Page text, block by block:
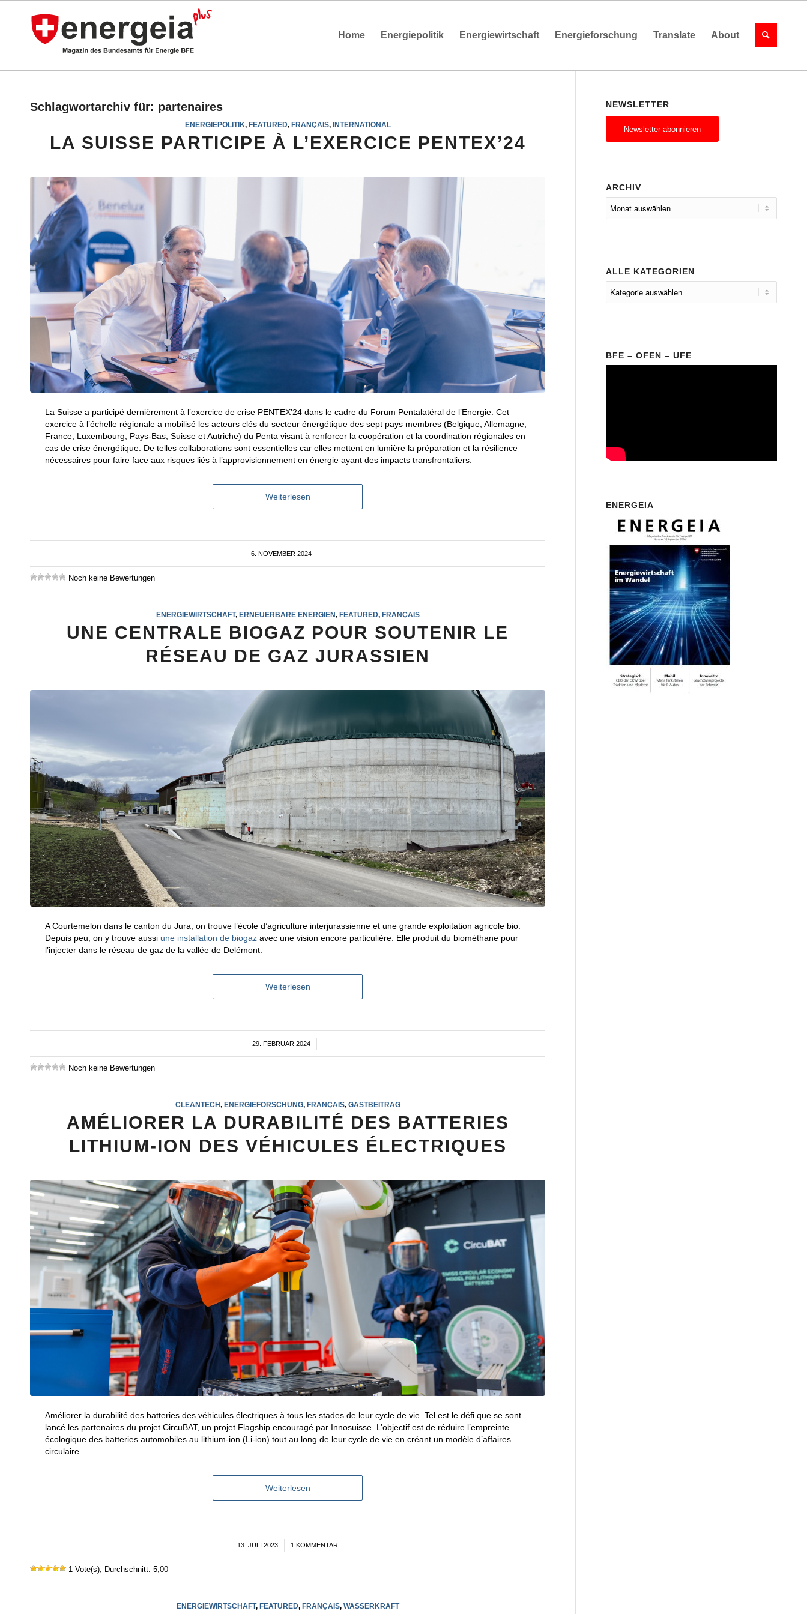
Home Energiepolitik Energiewirtschaft Energieforschung Translate About
Schlagwortarchiv für: partenaires
ENERGIEPOLITIK, FEATURED, FRANÇAIS, INTERNATIONAL
LA SUISSE PARTICIPE À L’EXERCICE PENTEX’24
La Suisse a participé dernièrement à l’exercice de crise PENTEX’24 dans le cadre du Forum Pentalatéral de l’Energie. Cet
exercice à l’échelle régionale a mobilisé les acteurs clés du secteur énergétique des sept pays membres (Belgique, Allemagne,
France, Luxembourg, Pays-Bas, Suisse et Autriche) du Penta visant à renforcer la coopération et la coordination régionales en
cas de crise énergétique. De telles collaborations sont essentielles car elles mettent en lumière la préparation et la résilience
nécessaires pour faire face aux risques liés à l’approvisionnement en énergie ayant des impacts transfrontaliers.
Weiterlesen
6. NOVEMBER 2024
/
Noch keine Bewertungen
ENERGIEWIRTSCHAFT, ERNEUERBARE ENERGIEN, FEATURED, FRANÇAIS
UNE CENTRALE BIOGAZ POUR SOUTENIR LE
RÉSEAU DE GAZ JURASSIEN
A Courtemelon dans le canton du Jura, on trouve l’école d’agriculture interjurassienne et une grande exploitation agricole bio.
Depuis peu, on y trouve aussi une installation de biogaz avec une vision encore particulière. Elle produit du biométhane pour
l’injecter dans le réseau de gaz de la vallée de Delémont.
Weiterlesen
29. FEBRUAR 2024
/
Noch keine Bewertungen
CLEANTECH ENERGIEFORSCHUNG, FRANÇAIS, GASTBEITRAG
AMÉLIORER LA DURABILITÉ DES BATTERIES
LITHIUM-ION DES VÉHICULES ÉLECTRIQUES
Améliorer la durabilité des batteries des véhicules électriques à tous les stades de leur cycle de vie. Tel est le défi que se sont
lancé les partenaires du projet CircuBAT, un projet Flagship encouragé par Innosuisse. L’objectif est de réduire l’empreinte
écologique des batteries automobiles au lithium-ion (Li-ion) tout au long de leur cycle de vie en créant un modèle d’affaires
circulaire.
Weiterlesen
13. JULI 2023 1 KOMMENTAR
1 Vote(s), Durchschnitt: 5,00
ENERGIEWIRTSCHAFT, FEATURED, FRANÇAIS, WASSERKRAFT
NEWSLETTER
Newsletter abonnieren
ARCHIV
ALLE KATEGORIEN
BFE – OFEN – UFE
ENERGEIA